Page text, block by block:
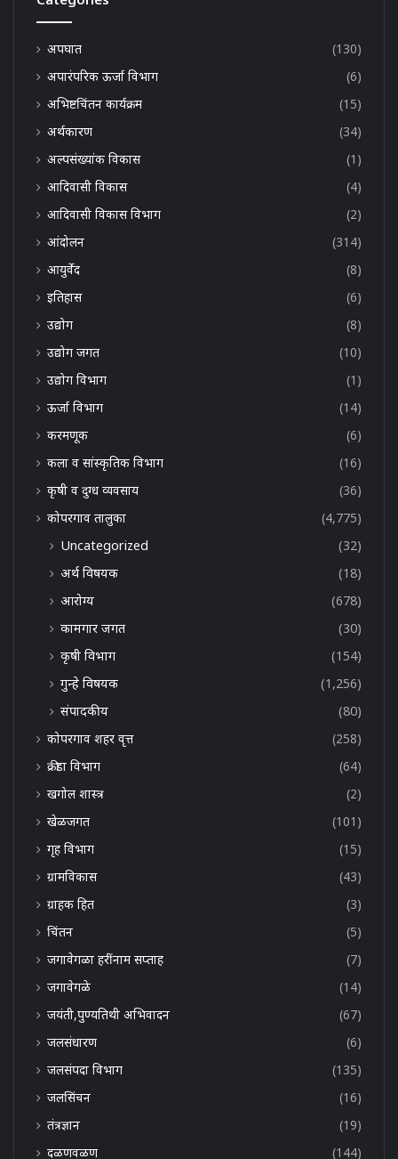
अपघात
(130)
अपारंपरिक ऊर्जा विभाग
(6)
अभिष्टचिंतन कार्यक्रम
(15)
अर्थकारण
(34)
अल्पसंख्यांक विकास
(1)
आदिवासी विकास
(4)
आदिवासी विकास विभाग
(2)
आंदोलन
(314)
आयुर्वेद
(8)
इतिहास
(6)
उद्योग
(8)
उद्योग जगत
(10)
उद्योग विभाग
(1)
ऊर्जा विभाग
(14)
करमणूक
(6)
कला व सांस्कृतिक विभाग
(16)
कृषी व दुग्ध व्यवसाय
(36)
कोपरगाव तालुका
(4,775)
Uncategorized
(32)
अर्थ विषयक
(18)
आरोग्य
(678)
कामगार जगत
(30)
कृषी विभाग
(154)
गुन्हे विषयक
(1,256)
संपादकीय
(80)
कोपरगाव शहर वृत्त
(258)
क्रीडा विभाग
(64)
खगोल शास्त्र
(2)
खेळजगत
(101)
गृह विभाग
(15)
ग्रामविकास
(43)
ग्राहक हित
(3)
चिंतन
(5)
जगावेगळा हरींनाम सप्ताह
(7)
जगावेगळे
(14)
जयंती,पुण्यतिथी अभिवादन
(67)
जलसंधारण
(6)
जलसंपदा विभाग
(135)
जलसिंचन
(16)
तंत्रज्ञान
(19)
दळणवळण
(144)